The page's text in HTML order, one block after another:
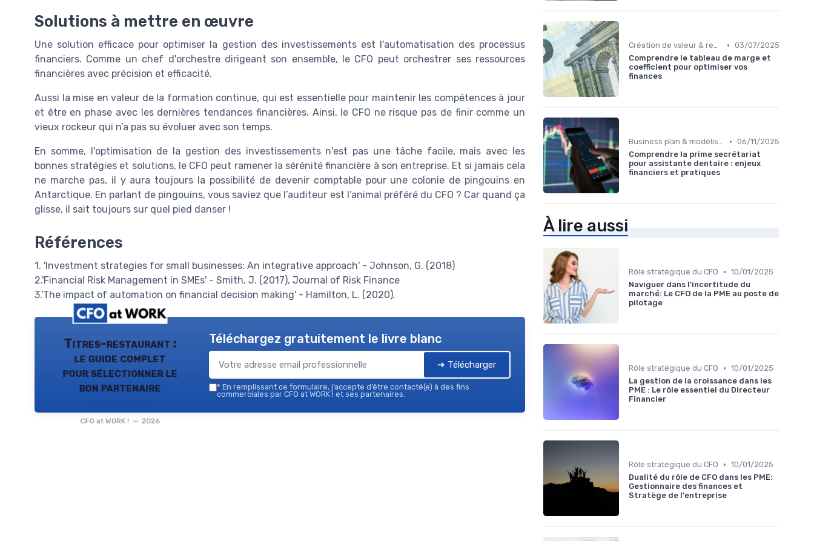
Solutions à mettre en œuvre
Une solution efficace pour optimiser la gestion des investissements est l'automatisation des processus
financiers. Comme un chef d'orchestre dirigeant son ensemble, le CFO peut orchestrer ses ressources
financières avec précision et efficacité.
Aussi la mise en valeur de la formation continue, qui est essentielle pour maintenir les compétences à jour
et être en phase avec les dernières tendances financières. Ainsi, le CFO ne risque pas de finir comme un
vieux rockeur qui n’a pas su évoluer avec son temps.
En somme, l'optimisation de la gestion des investissements n'est pas une tâche facile, mais avec les
bonnes stratégies et solutions, le CFO peut ramener la sérénité financière à son entreprise. Et si jamais cela
ne marche pas, il y aura toujours la possibilité de devenir comptable pour une colonie de pingouins en
Antarctique. En parlant de pingouins, vous saviez que l’auditeur est l’animal préféré du CFO ? Car quand ça
glisse, il sait toujours sur quel pied danser !
Références
1. 'Investment strategies for small businesses: An integrative approach' - Johnson, G. (2018)
2.'Financial Risk Management in SMEs' - Smith, J. (2017), Journal of Risk Finance
3.'The impact of automation on financial decision making' - Hamilton, L. (2020).
Titres-restaurant :
le guide complet
pour sélectionner le
bon partenaire
CFO at WORK ! — 2026
Téléchargez gratuitement le livre blanc
➔ Télécharger
* En remplissant ce formulaire, j’accepte d’être contacté(e) à des fins
commerciales par CFO at WORK ! et ses partenaires.
Création de valeur & rentabilité • 03/07/2025
Comprendre le tableau de marge et
coefficient pour optimiser vos
finances
Business plan & modélisation financière • 06/11/2025
Comprendre la prime secrétariat
pour assistante dentaire : enjeux
financiers et pratiques
À lire aussi
Rôle stratégique du CFO • 10/01/2025
Naviguer dans l'incertitude du
marché: Le CFO de la PME au poste de
pilotage
Rôle stratégique du CFO • 10/01/2025
La gestion de la croissance dans les
PME : Le rôle essentiel du Directeur
Financier
Rôle stratégique du CFO • 10/01/2025
Dualité du rôle de CFO dans les PME:
Gestionnaire des finances et
Stratège de l'entreprise